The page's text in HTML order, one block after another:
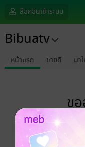
ล็อกอินเข้าระบบ
Bibuatv
หน้าแรก ขายดี มา
ข
ไม่พบข้อ